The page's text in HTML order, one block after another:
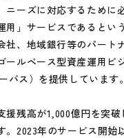
ニーズに対応するために
用」サービスであるとい
社、地域銀行等のパート
ールベース型資産運用ビ
バス）を提供しています。
残高が1,000億円を突破
。2023年のサービス開始